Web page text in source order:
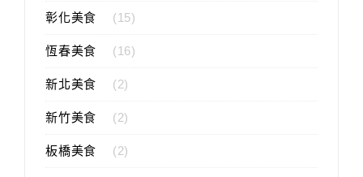
彰化美食 (15)
恆春美食 (16)
新北美食 (2)
新竹美食 (2)
板橋美食 (2)